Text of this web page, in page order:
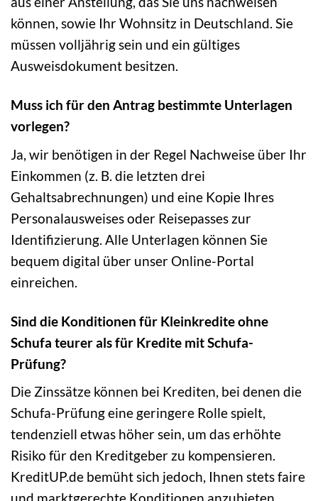
können, sowie Ihr Wohnsitz in Deutschland. Sie
müssen volljährig sein und ein gültiges
Ausweisdokument besitzen.
Muss ich für den Antrag bestimmte Unterlagen
vorlegen?
Ja, wir benötigen in der Regel Nachweise über Ihr
Einkommen (z. B. die letzten drei
Gehaltsabrechnungen) und eine Kopie Ihres
Personalausweises oder Reisepasses zur
Identifizierung. Alle Unterlagen können Sie
bequem digital über unser Online-Portal
einreichen.
Sind die Konditionen für Kleinkredite ohne
Schufa teurer als für Kredite mit Schufa-
Prüfung?
Die Zinssätze können bei Krediten, bei denen die
Schufa-Prüfung eine geringere Rolle spielt,
tendenziell etwas höher sein, um das erhöhte
Risiko für den Kreditgeber zu kompensieren.
KreditUP.de bemüht sich jedoch, Ihnen stets faire